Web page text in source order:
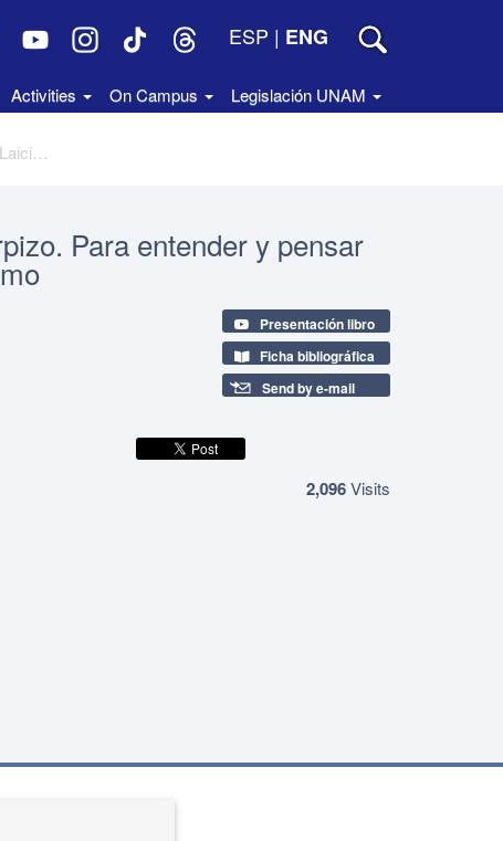
ESP | ENG
Activities On Campus Legislación UNAM
Colección de Cuadernos Jorge Carpizo. Para entender y pensar la laicidad, núm. 9, Laicidad y ateísmo
Para entender y pensar
Presentación libro
Ficha bibliográfica
Send by e-mail
2,096Visits